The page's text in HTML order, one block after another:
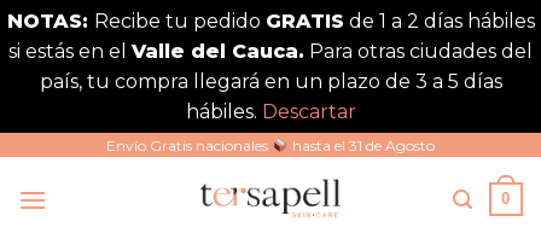
NOTAS: Recibe tu pedido GRATIS de 1 a 2 días hábiles
si estás en el Valle del Cauca. Para otras ciudades del
país, tu compra llegará en un plazo de 3 a 5 días
hábiles. Descartar
contenido
Envío Gratis nacionales hasta el 31 de Agosto
0